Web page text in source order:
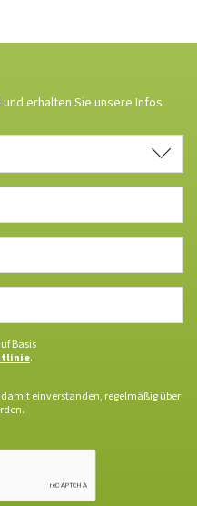
erhalten Sie unsere Infos
Basis
.
einverstanden, regelmäßig über